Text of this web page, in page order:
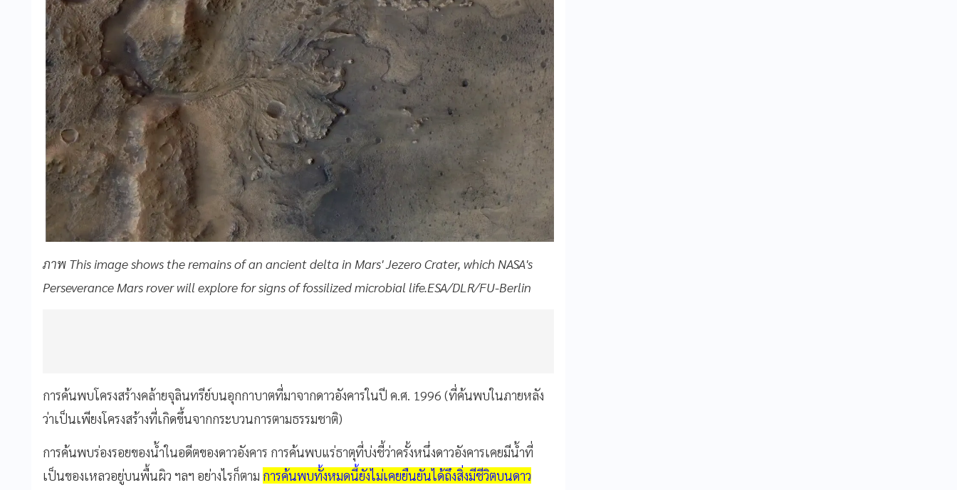
ภาพ This image shows the remains of an ancient delta in Mars' Jezero Crater, which NASA's
Perseverance Mars rover will explore for signs of fossilized microbial life.ESA/DLR/FU-Berlin
การค้นพบโครงสร้างคล้ายจุลินทรีย์บนอุกกาบาตที่มาจากดาวอังคารในปี ค.ศ. 1996 (ที่ค้นพบในภายหลัง
ว่าเป็นเพียงโครงสร้างที่เกิดขึ้นจากกระบวนการตามธรรมชาติ)
การค้นพบร่องรอยของน้ำในอดีตของดาวอังคาร การค้นพบแร่ธาตุที่บ่งชี้ว่าครั้งหนึ่งดาวอังคารเคยมีน้ำที่
เป็นของเหลวอยู่บนพื้นผิว ฯลฯ อย่างไรก็ตาม การค้นพบทั้งหมดนี้ยังไม่เคยยืนยันได้ถึงสิ่งมีชีวิตบนดาว